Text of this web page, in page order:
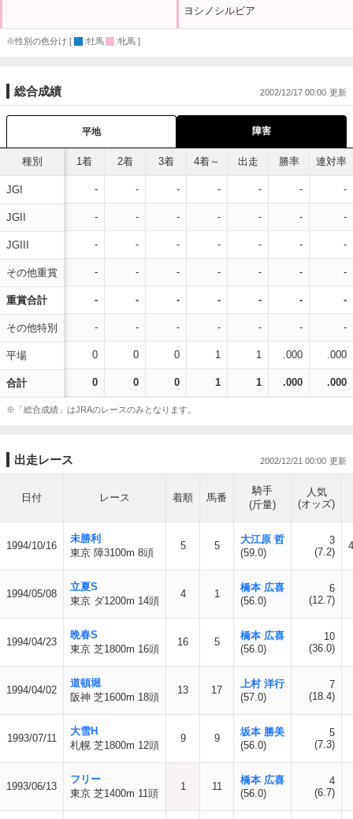
ヨシノシルビア
※性別の色分け [ :牡馬 :牝馬 ]
総合成績 2002/12/17 00:00
平地 障害
種別
JGI
JGII
JGIII
その他重賞
重賞合計
その他特別
平場
合計
1着 2着 3着 4着～ 出走 勝率 連対率
- - - - - - -
- - - - - - -
- - - - - - -
- - - - - - -
- - - - - - -
- - - - - - -
0 0 0 1 1 .000 .000
0 0 0 1 1 .000 .000
※「総合成績」はJRAのレースのみとなります。
出走レース 2002/12/21 00:00
日付 レース 着順 馬番
騎手
(斤量)
人気
(オッズ)
1994/10/16
未勝利
東京 障3100m 8頭
5 5
大江原 哲
(59.0)
3
(7.2)
1994/05/08
立夏S
東京 ダ1200m 14頭
4 1
橋本 広喜
(56.0)
6
(12.7)
1994/04/23
晩春S
東京 芝1800m 16頭
16 5
橋本 広喜
(56.0)
10
(36.0)
1994/04/02
道頓堀
阪神 芝1600m 18頭
13 17
上村 洋行
(57.0)
7
(18.4)
1993/07/11
大雪H
札幌 芝1800m 12頭
9 9
坂本 勝美
(56.0)
5
(7.3)
1993/06/13
フリー
東京 芝1400m 11頭
1 11
橋本 広喜
(56.0)
4
(6.7)